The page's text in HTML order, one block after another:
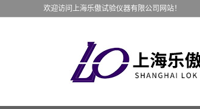
欢迎访问上海乐傲试验仪器有限公司网站！